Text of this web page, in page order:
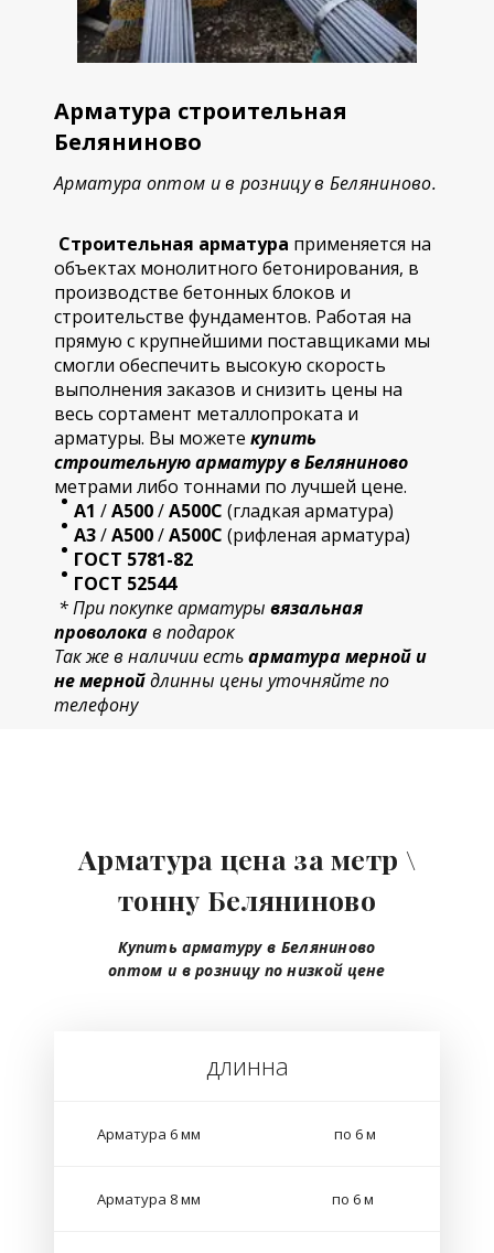
Арматура строительная
Беляниново
Арматура оптом и в розницу в Беляниново.
Строительная арматура применяется на
объектах монолитного бетонирования, в
производстве бетонных блоков и
строительстве фундаментов. Работая на
прямую с крупнейшими поставщиками мы
смогли обеспечить высокую скорость
выполнения заказов и снизить цены на
весь сортамент металлопроката и
арматуры. Вы можете купить
строительнуюарматуру в Беляниново
метрами либо тоннами по лучшей цене.
А1 /А500/А500С (гладкая арматура)
А3/А500/А500С (рифленая арматура)
ГОСТ 5781-82
ГОСТ 52544
* При покупке арматуры вязальная
проволокав подарок
Так же в наличии естьарматура мерной и
не мернойдлинны цены уточняйте по
телефону
Арматура цена за метр \
тонну Беляниново
Купить арматуру в Беляниново
оптом и в розницу по низкой цене
длинна
Арматура 6 мм по 6 м
Арматура 8 мм по 6 м